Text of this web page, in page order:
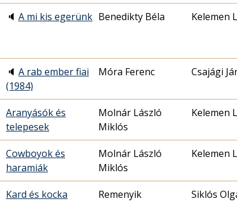
🔈 A mi kis egerünk Benedikty Béla Kelemen
🔈 A rab ember fiai
(1984)
Móra Ferenc Csajági
Aranyásók és
telepesek
Molnár László
Miklós
Kelemen
Cowboyok és
haramiák
Molnár László
Miklós
Kelemen
Kard és kocka
Remenyik
Siklós